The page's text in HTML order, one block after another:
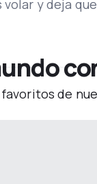
y deja
de